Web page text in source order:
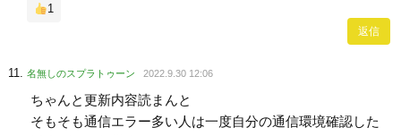
1
返信
名無しのスプラトゥーン 2022.9.30 12:06
ちゃんと更新内容読まんと
そもそも通信エラー多い人は一度自分の通信環境確認した